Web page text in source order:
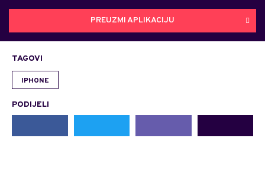
PREUZMI APLIKACIJU
TAGOVI
IPHONE
PODIJELI